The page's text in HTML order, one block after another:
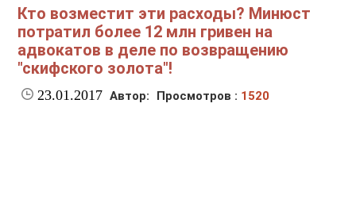
Кто возместит эти расходы? Минюст
потратил более 12 млн гривен на
адвокатов в деле по возвращению
"скифского золота"!
23.01.2017 Автор: Просмотров : 1520